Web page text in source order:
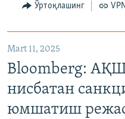
Ўртоқлашинг
Mart 11, 2025
Bloomberg: АҚШ
нисбатан
юмшатиш